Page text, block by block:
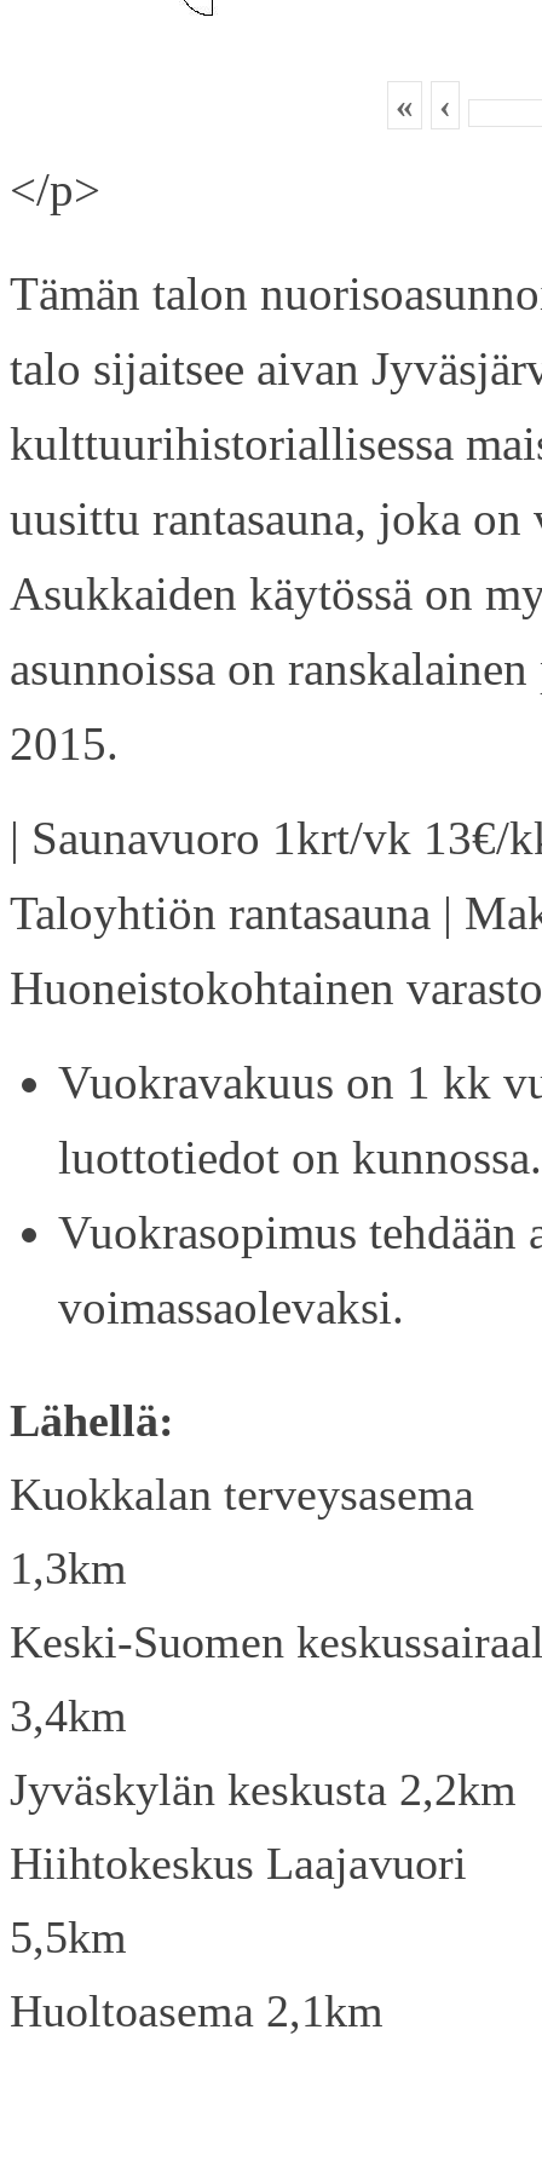
« ‹
</p>
Tämän talon
talo sijaitsee aivan
kulttuurihistoriallisessa
uusittu rantasauna, joka
Asukkaiden käytössä on
asunnoissa on
2015.
| Saunavuoro 1krt/vk 13€/
Taloyhtiön rantasauna |
Huoneistokohtainen
Vuokravakuus on 1 kk
luottotiedot on kunnossa.
Vuokrasopimus tehdään
voimassaolevaksi.
Lähellä:
Kuokkalan terveysasema
1,3km
Keski-Suomen
3,4km
Jyväskylän keskusta 2,2km
Hiihtokeskus Laajavuori
5,5km
Huoltoasema 2,1km